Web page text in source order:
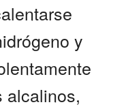
y
alcalinos,